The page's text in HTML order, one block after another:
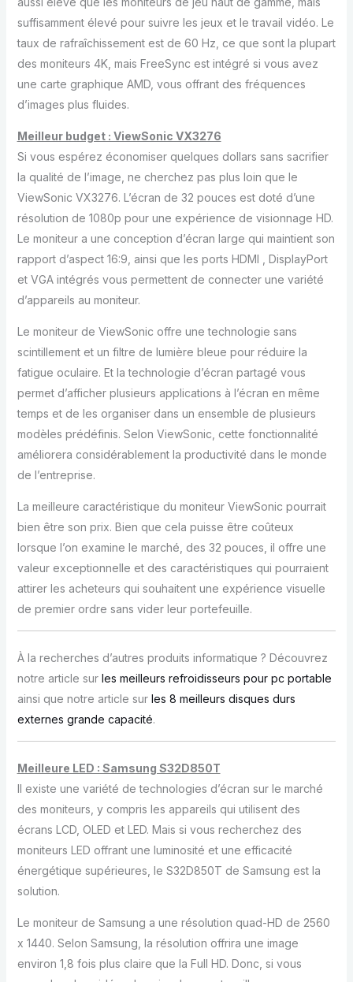
suffisamment élevé pour suivre les jeux et le travail vidéo. Le
taux de rafraîchissement est de 60 Hz, ce que sont la plupart
des moniteurs 4K, mais FreeSync est intégré si vous avez
une carte graphique AMD, vous offrant des fréquences
d’images plus fluides.
Meilleur budget : ViewSonic VX3276
Si vous espérez économiser quelques dollars sans sacrifier
la qualité de l’image, ne cherchez pas plus loin que le
ViewSonic VX3276. L’écran de 32 pouces est doté d’une
résolution de 1080p pour une expérience de visionnage HD.
Le moniteur a une conception d’écran large qui maintient son
rapport d’aspect 16:9, ainsi que les ports HDMI , DisplayPort
et VGA intégrés vous permettent de connecter une variété
d’appareils au moniteur.
Le moniteur de ViewSonic offre une technologie sans
scintillement et un filtre de lumière bleue pour réduire la
fatigue oculaire. Et la technologie d’écran partagé vous
permet d’afficher plusieurs applications à l’écran en même
temps et de les organiser dans un ensemble de plusieurs
modèles prédéfinis. Selon ViewSonic, cette fonctionnalité
améliorera considérablement la productivité dans le monde
de l’entreprise.
La meilleure caractéristique du moniteur ViewSonic pourrait
bien être son prix. Bien que cela puisse être coûteux
lorsque l’on examine le marché, des 32 pouces, il offre une
valeur exceptionnelle et des caractéristiques qui pourraient
attirer les acheteurs qui souhaitent une expérience visuelle
de premier ordre sans vider leur portefeuille.
À la recherches d’autres produits informatique ? Découvrez
notre article surles meilleurs refroidisseurs pour pc portable
ainsi que notre article sur les 8 meilleurs disques durs
externes grande capacité.
Meilleure LED : Samsung S32D850T
Il existe une variété de technologies d’écran sur le marché
des moniteurs, y compris les appareils qui utilisent des
écrans LCD, OLED et LED. Mais si vous recherchez des
moniteurs LED offrant une luminosité et une efficacité
énergétique supérieures, le S32D850T de Samsung est la
solution.
Le moniteur de Samsung a une résolution quad-HD de 2560
x 1440. Selon Samsung, la résolution offrira une image
environ 1,8 fois plus claire que la Full HD. Donc, si vous